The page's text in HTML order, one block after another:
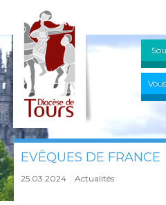
EVÊQUES DE FRANCE
25.03.2024 Actualités